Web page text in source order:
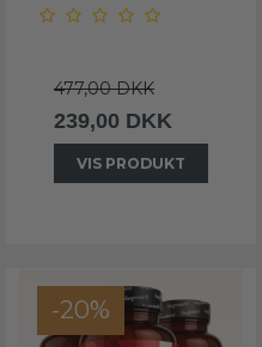
477,00 DKK
239,00 DKK
VIS PRODUKT
-20%